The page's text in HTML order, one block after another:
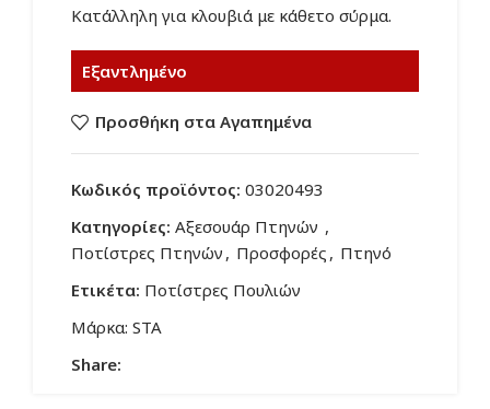
Κατάλληλη για κλουβιά με κάθετο σύρμα.
Εξαντλημένο
Προσθήκη στα Αγαπημένα
Κωδικός προϊόντος: 03020493
Κατηγορίες: Αξεσουάρ Πτηνών ,
Ποτίστρες Πτηνών , Προσφορές , Πτηνό
Ετικέτα: Ποτίστρες Πουλιών
Μάρκα: STA
Share: